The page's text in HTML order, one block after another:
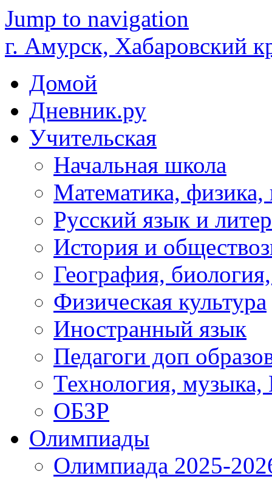
Jump to navigation
г. Амурск, Хабаровский
Домой
Дневник.ру
Учительская
Начальная школа
Математика,
Русский язык и
История и
География,
Физическая культура
Иностранный язык
Педагоги доп
Технология,
ОБЗР
Олимпиады
Олимпиада 2025-